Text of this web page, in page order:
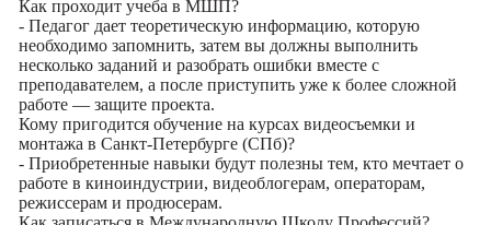
Как проходит учеба в МШП?
- Педагог дает теоретическую информацию, которую
необходимо запомнить, затем вы должны выполнить
несколько заданий и разобрать ошибки вместе с
преподавателем, а после приступить уже к более сложной
работе — защите проекта.
Кому пригодится обучение на курсах видеосъемки и
монтажа в Санкт-Петербурге (СПб)?
- Приобретенные навыки будут полезны тем, кто мечтает о
работе в киноиндустрии, видеоблогерам, операторам,
режиссерам и продюсерам.